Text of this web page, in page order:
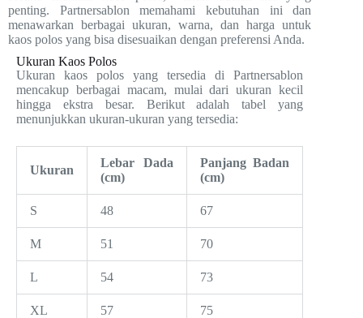
penting. Partnersablon memahami kebutuhan ini dan
menawarkan berbagai ukuran, warna, dan harga untuk
kaos polos yang bisa disesuaikan dengan preferensi Anda.
Ukuran Kaos Polos
Ukuran kaos polos yang tersedia di Partnersablon
mencakup berbagai macam, mulai dari ukuran kecil
hingga ekstra besar. Berikut adalah tabel yang
menunjukkan ukuran-ukuran yang tersedia:
Ukuran
Lebar Dada
(cm)
Panjang Badan
(cm)
S 48 67
M 51 70
L 54 73
XL 57 75